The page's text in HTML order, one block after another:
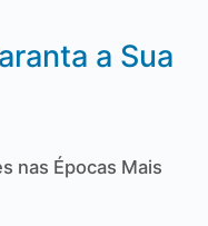
a Sua
nas Épocas Mais